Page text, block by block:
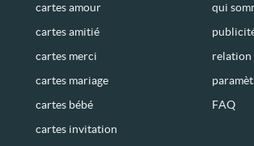
cartes amour
cartes amitié
cartes merci
cartes mariage
cartes bébé
cartes invitation
qui
relation
FAQ